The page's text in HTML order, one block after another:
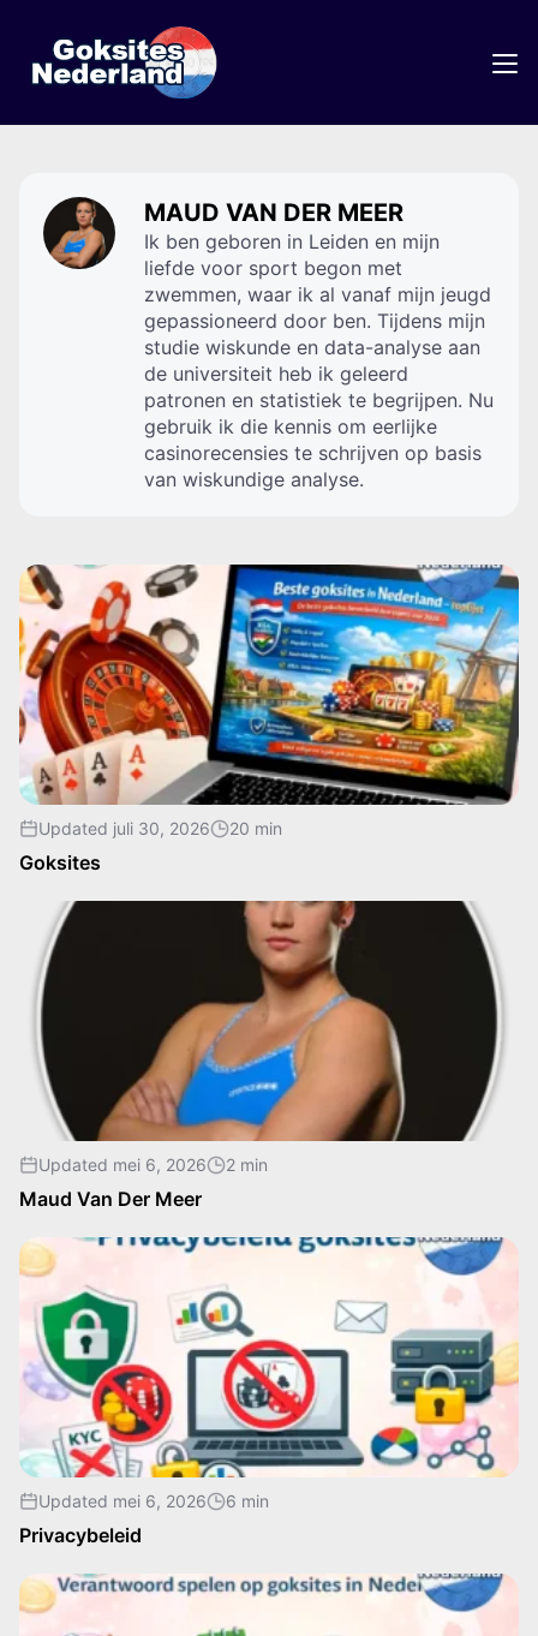
MAUD VAN DER MEER
Ik ben geboren in Leiden en mijn
liefde voor sport begon met
zwemmen, waar ik al vanaf mijn jeugd
gepassioneerd door ben. Tijdens mijn
studie wiskunde en data-analyse aan
de universiteit heb ik geleerd
patronen en statistiek te begrijpen. Nu
gebruik ik die kennis om eerlijke
casinorecensies te schrijven op basis
van wiskundige analyse.
Updated juli 30, 2026 20 min
Goksites
Updated mei 6, 2026 2 min
Maud Van Der Meer
Updated mei 6, 2026 6 min
Privacybeleid